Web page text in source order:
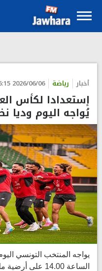
أخبار رياضة 2026/06/06 06:15
إستعدادا لكأس
يُواجه اليوم وديا
يواجه المنتخب التونسي
الساعة 14.00